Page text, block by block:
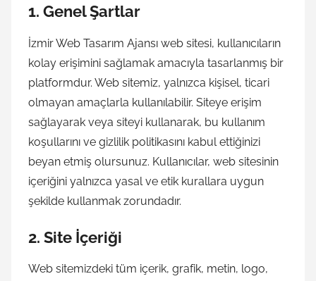
1. Genel Şartlar
İzmir Web Tasarım Ajansı web sitesi, kullanıcıların
kolay erişimini sağlamak amacıyla tasarlanmış bir
platformdur. Web sitemiz, yalnızca kişisel, ticari
olmayan amaçlarla kullanılabilir. Siteye erişim
sağlayarak veya siteyi kullanarak, bu kullanım
koşullarını ve gizlilik politikasını kabul ettiğinizi
beyan etmiş olursunuz. Kullanıcılar, web sitesinin
içeriğini yalnızca yasal ve etik kurallara uygun
şekilde kullanmak zorundadır.
2. Site İçeriği
Web sitemizdeki tüm içerik, grafik, metin, logo,